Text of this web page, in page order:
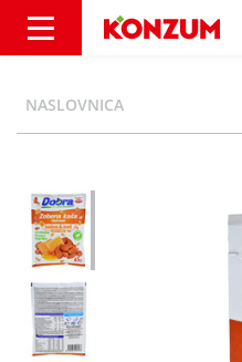
NASLOVNICA